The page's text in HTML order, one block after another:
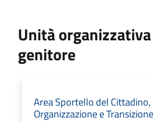
Unità organizzativa
genitore
Area Sportello del Cittadino,
Organizzazione e